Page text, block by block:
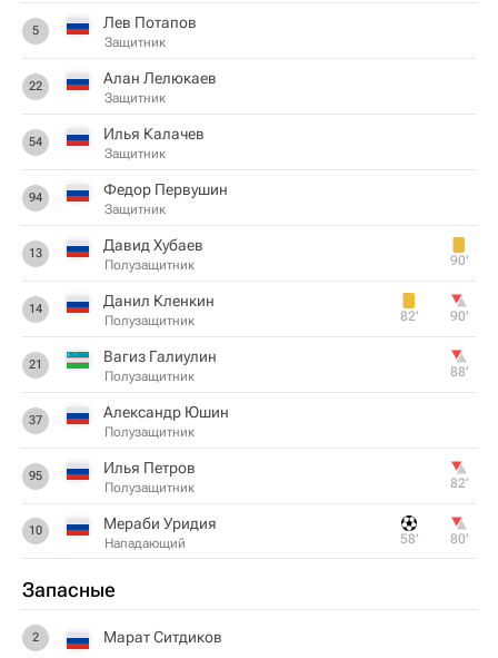
5 Лев Потапов
Защитник
22 Алан Лелюкаев
Защитник
54 Илья Калачев
Защитник
94 Федор Первушин
Защитник
13 Давид Хубаев
Полузащитник 90‎’‎
14 Данил Кленкин
Полузащитник 82‎’‎ 90‎’‎
21 Вагиз Галиулин
Полузащитник 88‎’‎
37 Александр Юшин
Полузащитник
95 Илья Петров
Полузащитник 82‎’‎
10 Мераби Уридия
Нападающий 58‎’‎ 80‎’‎
Запасные
2 Марат Ситдиков